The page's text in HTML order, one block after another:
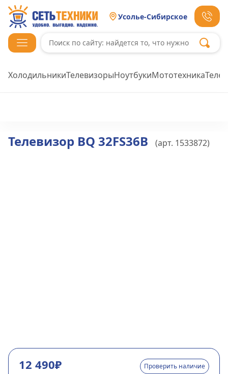
Усолье-Сибирское
ХолодильникиТелевизорыНоутбукиМототехника
Телевизор BQ 32FS36B (арт. 1533872)
12 490₽ Проверить наличие